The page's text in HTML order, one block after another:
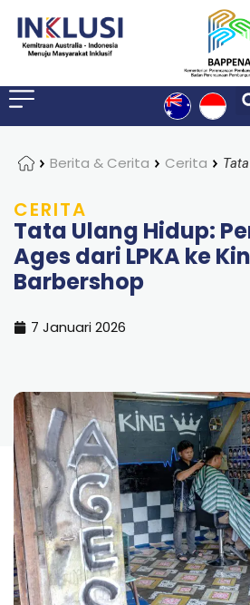
HomeBerita & Cerita Cerita
CERITA
Tata Ulang Hidup:
Ages dari LPKA ke
Barbershop
7 Januari 2026